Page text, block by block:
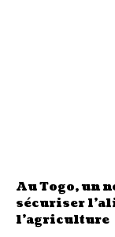
Au Togo, un
sécuriser
l’agriculture